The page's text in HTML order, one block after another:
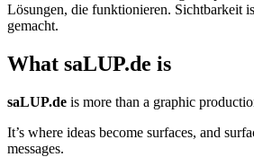
Lösungen, die funktionieren.
gemacht.
What saLUP.de is
saLUP.de is more than a graphic
It’s where ideas become surfaces, and
messages.